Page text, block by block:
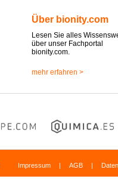
Über bionity.com
Lesen Sie alles
über unser Fachportal
bionity.com.
mehr erfahren >
Impressum | AGB |